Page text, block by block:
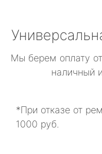
Мы берем оплату
наличный
*При отказе от
1000 руб.